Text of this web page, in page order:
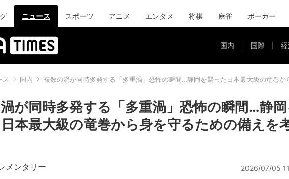
ニュース スポーツ アニメ エンタメ 将棋 麻雀 ポーカー
国内 国際
ス 国内 複数の渦が同時多発する「多重渦」恐怖の瞬間…静岡を襲った日本最大級の竜巻か
が同時多発する「多重渦」恐怖の瞬間…静
本最大級の竜巻から身を守るための備えを
メンタリー 2026/07/05